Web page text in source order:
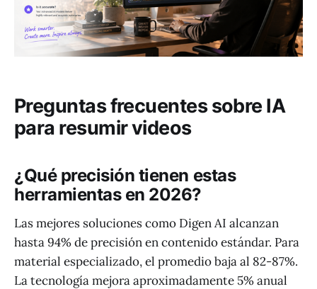
Preguntas frecuentes sobre IA
para resumir videos
¿Qué precisión tienen estas
herramientas en 2026?
Las mejores soluciones como Digen AI alcanzan
hasta 94% de precisión en contenido estándar. Para
material especializado, el promedio baja al 82-87%.
La tecnología mejora aproximadamente 5% anual